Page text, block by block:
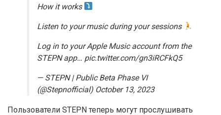
How it works
Listen to your music during your sessions
Log in to your Apple Music account from the
STEPN app… pic.twitter.com/gn3iRCFkQ5
— STEPN | Public Beta Phase VI
(@Stepnofficial) October 13, 2023
Пользователи STEPN теперь могут прослушивать